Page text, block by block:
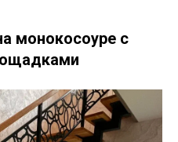
монокосоуре с